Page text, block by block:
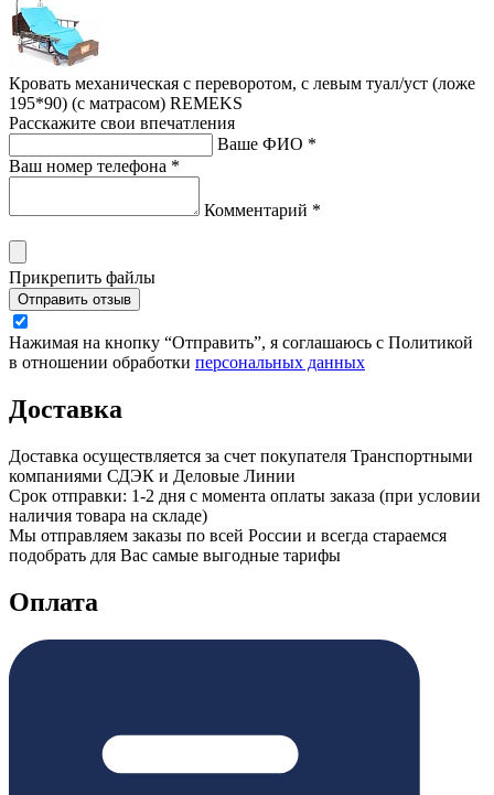
Кровать механическая с переворотом, с левым туал/уст (ложе
195*90) (с матрасом) REMEKS
Расскажите свои впечатления
Ваше ФИО *
Ваш номер телефона *
Комментарий *
Прикрепить файлы
Отправить отзыв
Нажимая на кнопку “Отправить”, я соглашаюсь с Политикой
в отношении обработки персональных данных
Доставка
Доставка осуществляется за счет покупателя Транспортными
компаниями СДЭК и Деловые Линии
Срок отправки: 1-2 дня с момента оплаты заказа (при условии
наличия товара на складе)
Мы отправляем заказы по всей России и всегда стараемся
подобрать для Вас самые выгодные тарифы
Оплата